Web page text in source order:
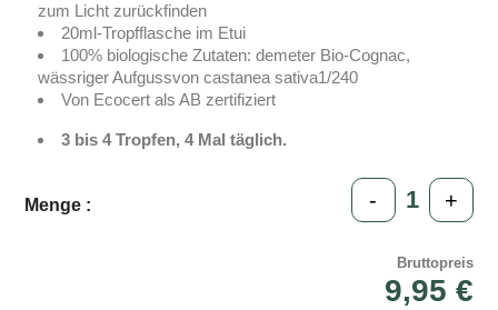
zum Licht zurückfinden
20ml-Tropfflasche im Etui
100% biologische Zutaten: demeter Bio-Cognac,
wässriger Aufgussvon castanea sativa1/240
Von Ecocert als AB zertifiziert
3 bis 4 Tropfen, 4 Mal täglich.
Menge : - +
Bruttopreis
9,95 €